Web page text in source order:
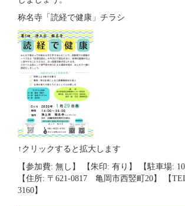
称名寺「読経で健康」チラシ
↑クリックすると拡大します
【参加費: 無し】 【朱印: 有り】 【駐車場: 10
【住所: 〒621-0817 亀岡市西竪町20】 【
3160】